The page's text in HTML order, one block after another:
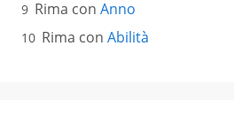
Rima con Anno
Rima con Abilità